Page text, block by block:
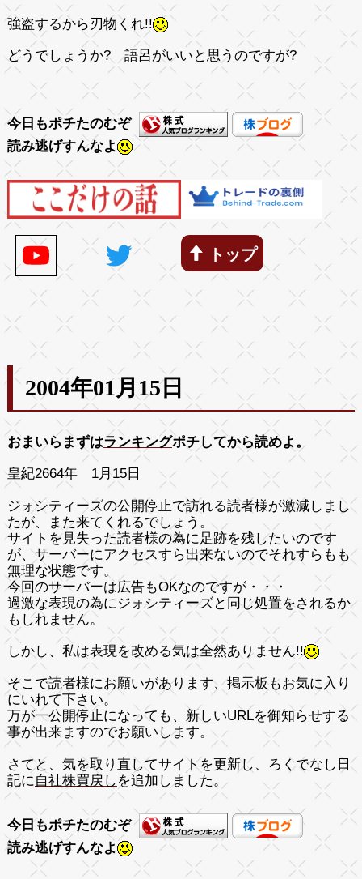
強盗するから刃物くれ!!
どうでしょうか? 語呂がいいと思うのですが?
今日もポチたのむぞ
読み逃げすんなよ
トップ
2004年01月15日
おまいらまずはランキングポチしてから読めよ。
皇紀2664年 1月15日
ジォシティーズの公開停止で訪れる読者様が激減しまし
たが、また来てくれるでしょう。
サイトを見失った読者様の為に足跡を残したいのです
が、サーバーにアクセスすら出来ないのでそれすらもも
無理な状態です。
今回のサーバーは広告もOKなのですが・・・
過激な表現の為にジォシティーズと同じ処置をされるか
もしれません。
しかし、私は表現を改める気は全然ありません!!
そこで読者様にお願いがあります、掲示板もお気に入り
にいれて下さい。
万が一公開停止になっても、新しいURLを御知らせする
事が出来ますのでお願いします。
さてと、気を取り直してサイトを更新し、ろくでなし日
記に自社株買戻し を追加しました。
今日もポチたのむぞ
読み逃げすんなよ